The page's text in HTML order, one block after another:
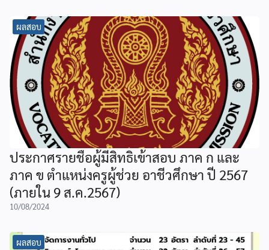
ผลสอบ
ประกาศรายชื่อผู้มีสิทธิเข้าสอบ ภาค ก และ
ภาค ข ตำแหน่งครูผู้ช่วย อาชีวศึกษา ปี 2567
(ภายใน 9 ส.ค.2567)
10/08/2024
ผลสอบ